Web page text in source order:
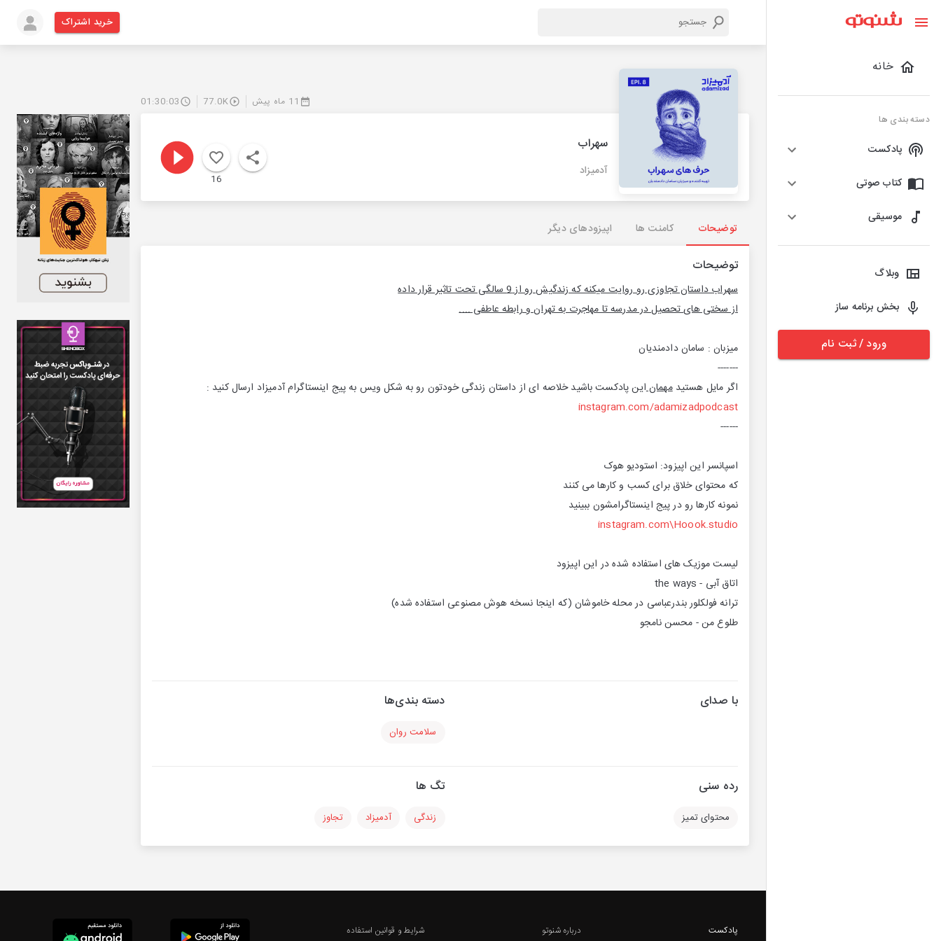
خانه
دسته بندی ها
پادکست
کتاب صوتی
موسیقی
وبلاگ
بخش برنامه ساز
ورود / ثبت نام
خرید اشتراک
11 ماه پیش 77.0K
01:30:03
سهراب
آدمیزاد
16
توضیحات کامنت ها اپیزودهای دیگر
توضیحات
سهراب داستان تجاوزی رو روایت میکنه که زندگیش رو از 9 سالگی تحت تاثیر قرار داده
از سختی های تحصیل در مدرسه تا مهاجرت به تهران و رابطه عاطفی ....
میزبان : سامان دادمندیان
-------
اگر مایل هستیدمهماناین پادکست باشید خلاصه ای از داستان زندگی خودتون رو به شکل ویس به پیج اینستاگرام آدمیزاد ارسال کنید :
instagram.com/adamizadpodcast
------
اسپانسر این اپیزود: استودیو هوک
که محتوای خلاق برای کسب و کارها می کنند
نمونه کارها رو در پیج اینستاگرامشون ببینید
instagram.com\Hoook.studio
لیست موزیک های استفاده شده در این اپیزود
اتاق آبی - the ways
ترانه فولکلور بندرعباسی در محله خاموشان (که اینجا نسخه هوش مصنوعی استفاده شده)
طلوع من - محسن نامجو
با صدای دسته بندی‌ها
سلامت روان
رده سنی
محتوای تمیز
تگ ها
زندگی آدمیزاد تجاوز
پادکست درباره شنوتو شرایط و قوانین استفاده